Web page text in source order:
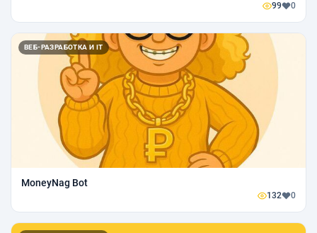
99 0
ВЕБ-РАЗРАБОТКА И IT
MoneyNag Bot
132 0